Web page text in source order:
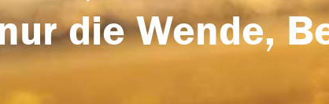
die Wende,